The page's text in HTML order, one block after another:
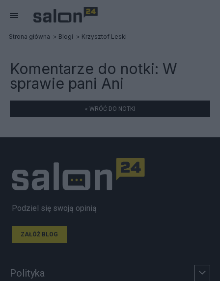
Strona główna Blogi Krzysztof Leski
Komentarze do notki: W
sprawie pani Ani
« WRÓĆ DO NOTKI
Podziel się swoją opinią
ZAŁÓŻ BLOG
Polityka